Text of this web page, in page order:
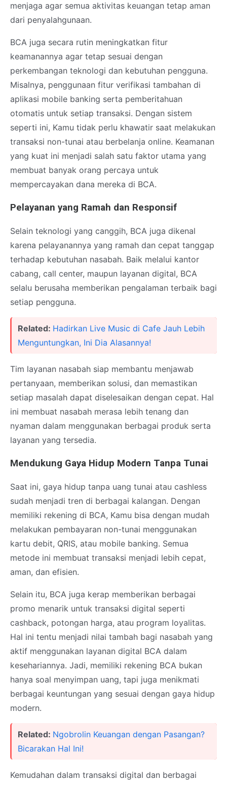
menjaga agar semua aktivitas keuangan tetap aman
dari penyalahgunaan.
BCA juga secara rutin meningkatkan fitur
keamanannya agar tetap sesuai dengan
perkembangan teknologi dan kebutuhan pengguna.
Misalnya, penggunaan fitur verifikasi tambahan di
aplikasi mobile banking serta pemberitahuan
otomatis untuk setiap transaksi. Dengan sistem
seperti ini, Kamu tidak perlu khawatir saat melakukan
transaksi non-tunai atau berbelanja online. Keamanan
yang kuat ini menjadi salah satu faktor utama yang
membuat banyak orang percaya untuk
mempercayakan dana mereka di BCA.
Pelayanan yang Ramah dan Responsif
Selain teknologi yang canggih, BCA juga dikenal
karena pelayanannya yang ramah dan cepat tanggap
terhadap kebutuhan nasabah. Baik melalui kantor
cabang, call center, maupun layanan digital, BCA
selalu berusaha memberikan pengalaman terbaik bagi
setiap pengguna.
Related: Hadirkan Live Music di Cafe Jauh Lebih
Menguntungkan, Ini Dia Alasannya!
Tim layanan nasabah siap membantu menjawab
pertanyaan, memberikan solusi, dan memastikan
setiap masalah dapat diselesaikan dengan cepat. Hal
ini membuat nasabah merasa lebih tenang dan
nyaman dalam menggunakan berbagai produk serta
layanan yang tersedia.
Mendukung Gaya Hidup Modern Tanpa Tunai
Saat ini, gaya hidup tanpa uang tunai atau cashless
sudah menjadi tren di berbagai kalangan. Dengan
memiliki rekening di BCA, Kamu bisa dengan mudah
melakukan pembayaran non-tunai menggunakan
kartu debit, QRIS, atau mobile banking. Semua
metode ini membuat transaksi menjadi lebih cepat,
aman, dan efisien.
Selain itu, BCA juga kerap memberikan berbagai
promo menarik untuk transaksi digital seperti
cashback, potongan harga, atau program loyalitas.
Hal ini tentu menjadi nilai tambah bagi nasabah yang
aktif menggunakan layanan digital BCA dalam
kesehariannya. Jadi, memiliki rekening BCA bukan
hanya soal menyimpan uang, tapi juga menikmati
berbagai keuntungan yang sesuai dengan gaya hidup
modern.
Related: Ngobrolin Keuangan dengan Pasangan?
Bicarakan Hal Ini!
Kemudahan dalam transaksi digital dan berbagai